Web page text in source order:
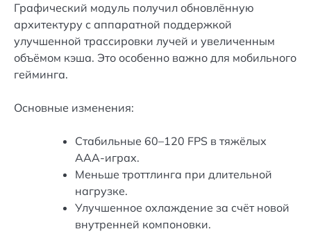
Графический модуль получил обновлённую
архитектуру с аппаратной поддержкой
улучшенной трассировки лучей и увеличенным
объёмом кэша. Это особенно важно для мобильного
гейминга.
Основные изменения:
Стабильные 60–120 FPS в тяжёлых
AAA-играх.
Меньше троттлинга при длительной
нагрузке.
Улучшенное охлаждение за счёт новой
внутренней компоновки.